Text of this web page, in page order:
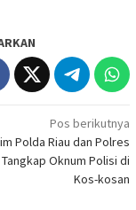
Pos berikutnya
Polda Riau dan Polres
Oknum Polisi di
Kos-kosan